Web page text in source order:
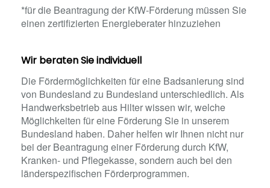
*für die Beantragung der KfW-Förderung müssen Sie
einen zertifizierten Energieberater hinzuziehen
Wir beraten Sie individuell
Die Fördermöglichkeiten für eine Badsanierung sind
von Bundesland zu Bundesland unterschiedlich. Als
Handwerksbetrieb aus Hilter wissen wir, welche
Möglichkeiten für eine Förderung Sie in unserem
Bundesland haben. Daher helfen wir Ihnen nicht nur
bei der Beantragung einer Förderung durch KfW,
Kranken- und Pflegekasse, sondern auch bei den
länderspezifischen Förderprogrammen.